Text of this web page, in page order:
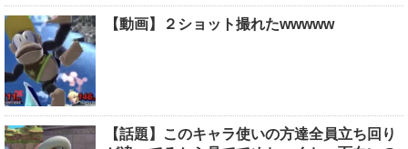
【動画】２ショット撮れたwwwww
【話題】このキャラ使いの方達全員立ち回り